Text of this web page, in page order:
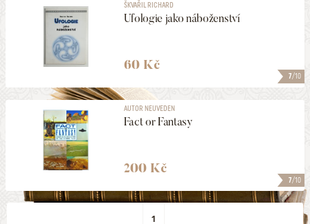
7/10
ŠKVAŘIL RICHARD
Ufologie jako náboženství
60 Kč
7/10
AUTOR NEUVEDEN
Fact or Fantasy
200 Kč
1